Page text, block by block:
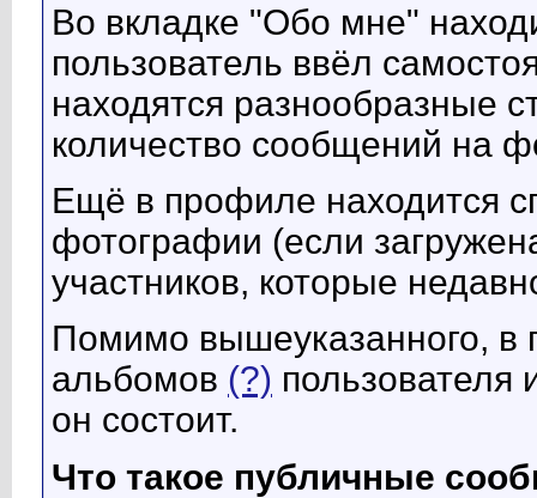
Во вкладке "Обо мне"
пользователь ввёл
находятся разнообразные
количество сообщений на
Ещё в профиле находится
фотографии (если
участников, которые
Помимо вышеуказанного, в
альбомов (?) пользователя
он состоит.
Что такое публичные